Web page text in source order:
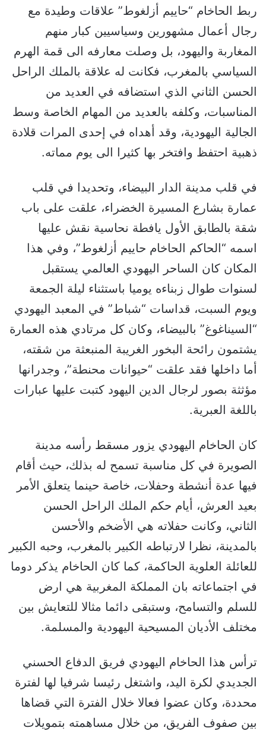
ربط الحاخام “حاييم أزلغوط” علاقات وطيدة مع
رجال أعمال مشهورين وسياسيين كبار منهم
المغاربة واليهود، بل وصلت معارفه الى قمة الهرم
السياسي بالمغرب، فكانت له علاقة بالملك الراحل
الحسن الثاني الذي استضافه في العديد من
المناسبات، وكلفه بالعديد من المهام الخاصة وسط
الجالية اليهودية، وقد أهداه في إحدى المرات قلادة
ذهبية احتفظ وافتخر بها كثيرا الى يوم مماته.
في قلب مدينة الدار البيضاء، وتحديدا في قلب
عمارة بشارع المسيرة الخضراء، علقت على باب
شقة بالطابق الأول يافطة نحاسية نقش عليها
اسمه “الحاكم الحاخام حاييم أزلغوط”، وفي هذا
المكان كان الساحر اليهودي العالمي يستقبل
لسنوات طوال زبناءه يوميا باستثناء ليلة الجمعة
ويوم السبت، قداسات “شباط” في المعبد اليهودي
“السيناغوغ” بالبيضاء، وكان كل مرتادي هذه العمارة
يشتمون رائحة البخور الغريبة المنبعثة من شقته،
أما داخلها فقد علقت “حيوانات محنطة”، وجدرانها
مؤثثة بصور لرجال الدين اليهود كتبت عليها عبارات
باللغة العبرية.
كان الحاخام اليهودي يزور مسقط رأسه مدينة
الصويرة في كل مناسبة تسمح له بذلك، حيث أقام
فيها عدة أنشطة وحفلات، خاصة حينما يتعلق الأمر
بعيد العرش، أيام حكم الملك الراحل الحسن
الثاني، وكانت حفلاته هي الأضخم والأحسن
بالمدينة، نظرا لارتباطه الكبير بالمغرب، وحبه الكبير
للعائلة العلوية الحاكمة، كما كان الحاخام يذكر دوما
في اجتماعاته بان المملكة المغربية هي ارض
للسلم والتسامح، وستبقى دائما مثالا للتعايش بين
مختلف الأديان المسيحية اليهودية والمسلمة.
ترأس هذا الحاخام اليهودي فريق الدفاع الحسني
الجديدي لكرة اليد، واشتغل رئيسا شرفيا لها لفترة
محددة، وكان عضوا فعالا خلال الفترة التي قضاها
بين صفوف الفريق، من خلال مساهمته بتمويلات